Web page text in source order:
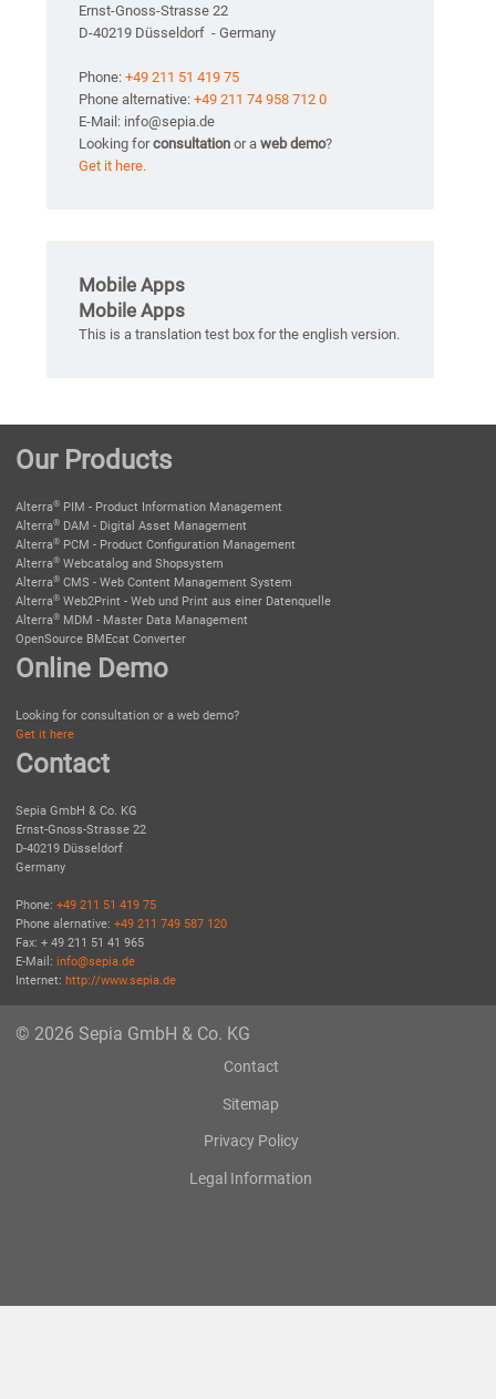
Ernst-Gnoss-Strasse 22
D-40219 Düsseldorf - Germany
Phone: +49 211 51 419 75
Phone alternative: +49 211 74 958 712 0
E-Mail: info@sepia.de
Looking forconsultation or a web demo?
Get it here.
Mobile Apps
Mobile Apps
This is a translation test box for the english version.
Our Products
Alterra® PIM - Product Information Management
Alterra® DAM - Digital Asset Management
Alterra® PCM - Product Configuration Management
Alterra® Webcatalog and Shopsystem
Alterra® CMS - Web Content Management System
Alterra® Web2Print - Web und Print aus einer Datenquelle
Alterra® MDM - Master Data Management
OpenSource BMEcat Converter
Online Demo
Looking for consultation or a web demo?
Get it here
Contact
Sepia GmbH & Co. KG
Ernst-Gnoss-Strasse 22
D-40219 Düsseldorf
Germany
Phone: +49 211 51 419 75
Phone alernative: +49 211 749 587 120
Fax: + 49 211 51 41 965
E-Mail: info@sepia.de
Internet: http://www.sepia.de
© 2026 Sepia GmbH & Co. KG
Contact
Sitemap
Privacy Policy
Legal Information